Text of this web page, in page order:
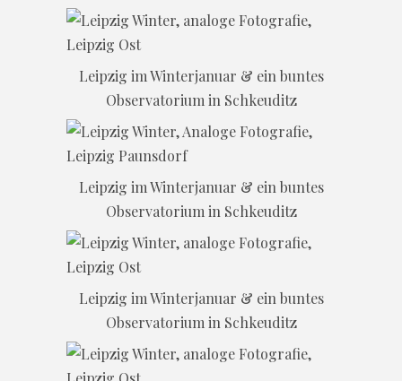
Leipzig im Winterjanuar & ein buntes
Observatorium in Schkeuditz
Leipzig im Winterjanuar & ein buntes
Observatorium in Schkeuditz
Leipzig im Winterjanuar & ein buntes
Observatorium in Schkeuditz